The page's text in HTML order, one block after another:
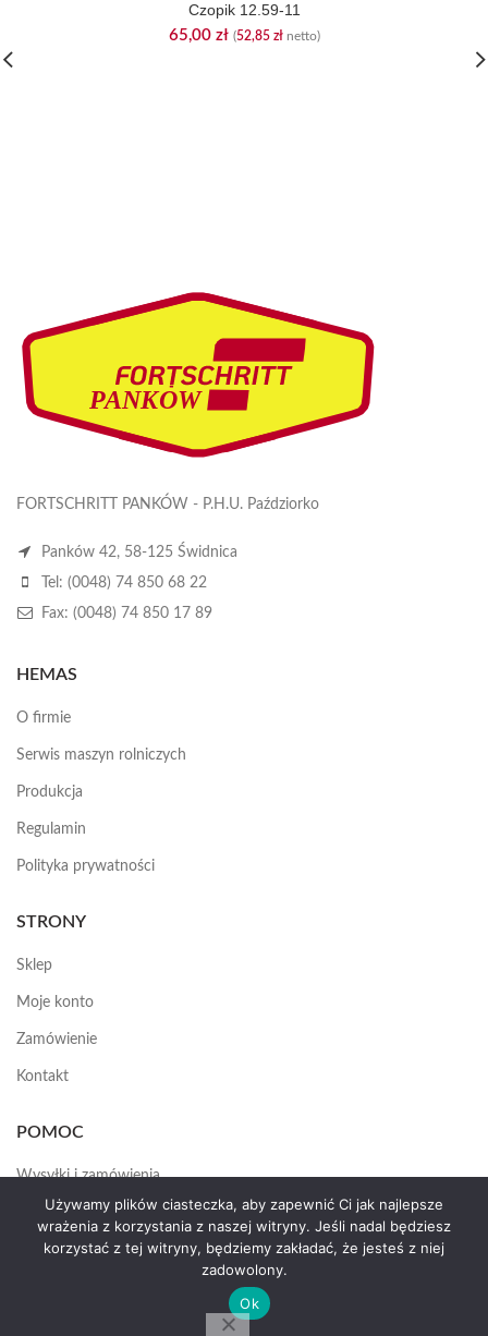
Czopik 12.59-11
65,00 zł (52,85 złnetto)
FORTSCHRITT PANKÓW - P.H.U. Paździorko
Panków 42, 58-125 Świdnica
Tel: (0048) 74 850 68 22
Fax: (0048) 74 850 17 89
HEMAS
O firmie
Serwis maszyn rolniczych
Produkcja
Regulamin
Polityka prywatności
STRONY
Sklep
Moje konto
Zamówienie
Kontakt
POMOC
Wysyłki i zamówienia
Jak założyć konto
HEMAS.PL 2025
by erte
Używamy plików ciasteczka, aby zapewnić Ci jak najlepsze
wrażenia z korzystania z naszej witryny. Jeśli nadal będziesz
korzystać z tej witryny, będziemy zakładać, że jesteś z niej
zadowolony.
Ok